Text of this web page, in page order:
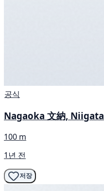
공식
Nagaoka 文納, Niigata
100 m
1년 전
저장